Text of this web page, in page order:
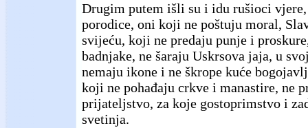
Drugim putem išli su i idu rušioci
porodice, oni koji ne poštuju moral,
svijeću, koji ne predaju punje i
badnjake, ne šaraju Uskrsova jaja, u
nemaju ikone i ne škrope kuće
koji ne pohađaju crkve i manastire, ne
prijateljstvo, za koje gostoprimstvo i
svetinja.